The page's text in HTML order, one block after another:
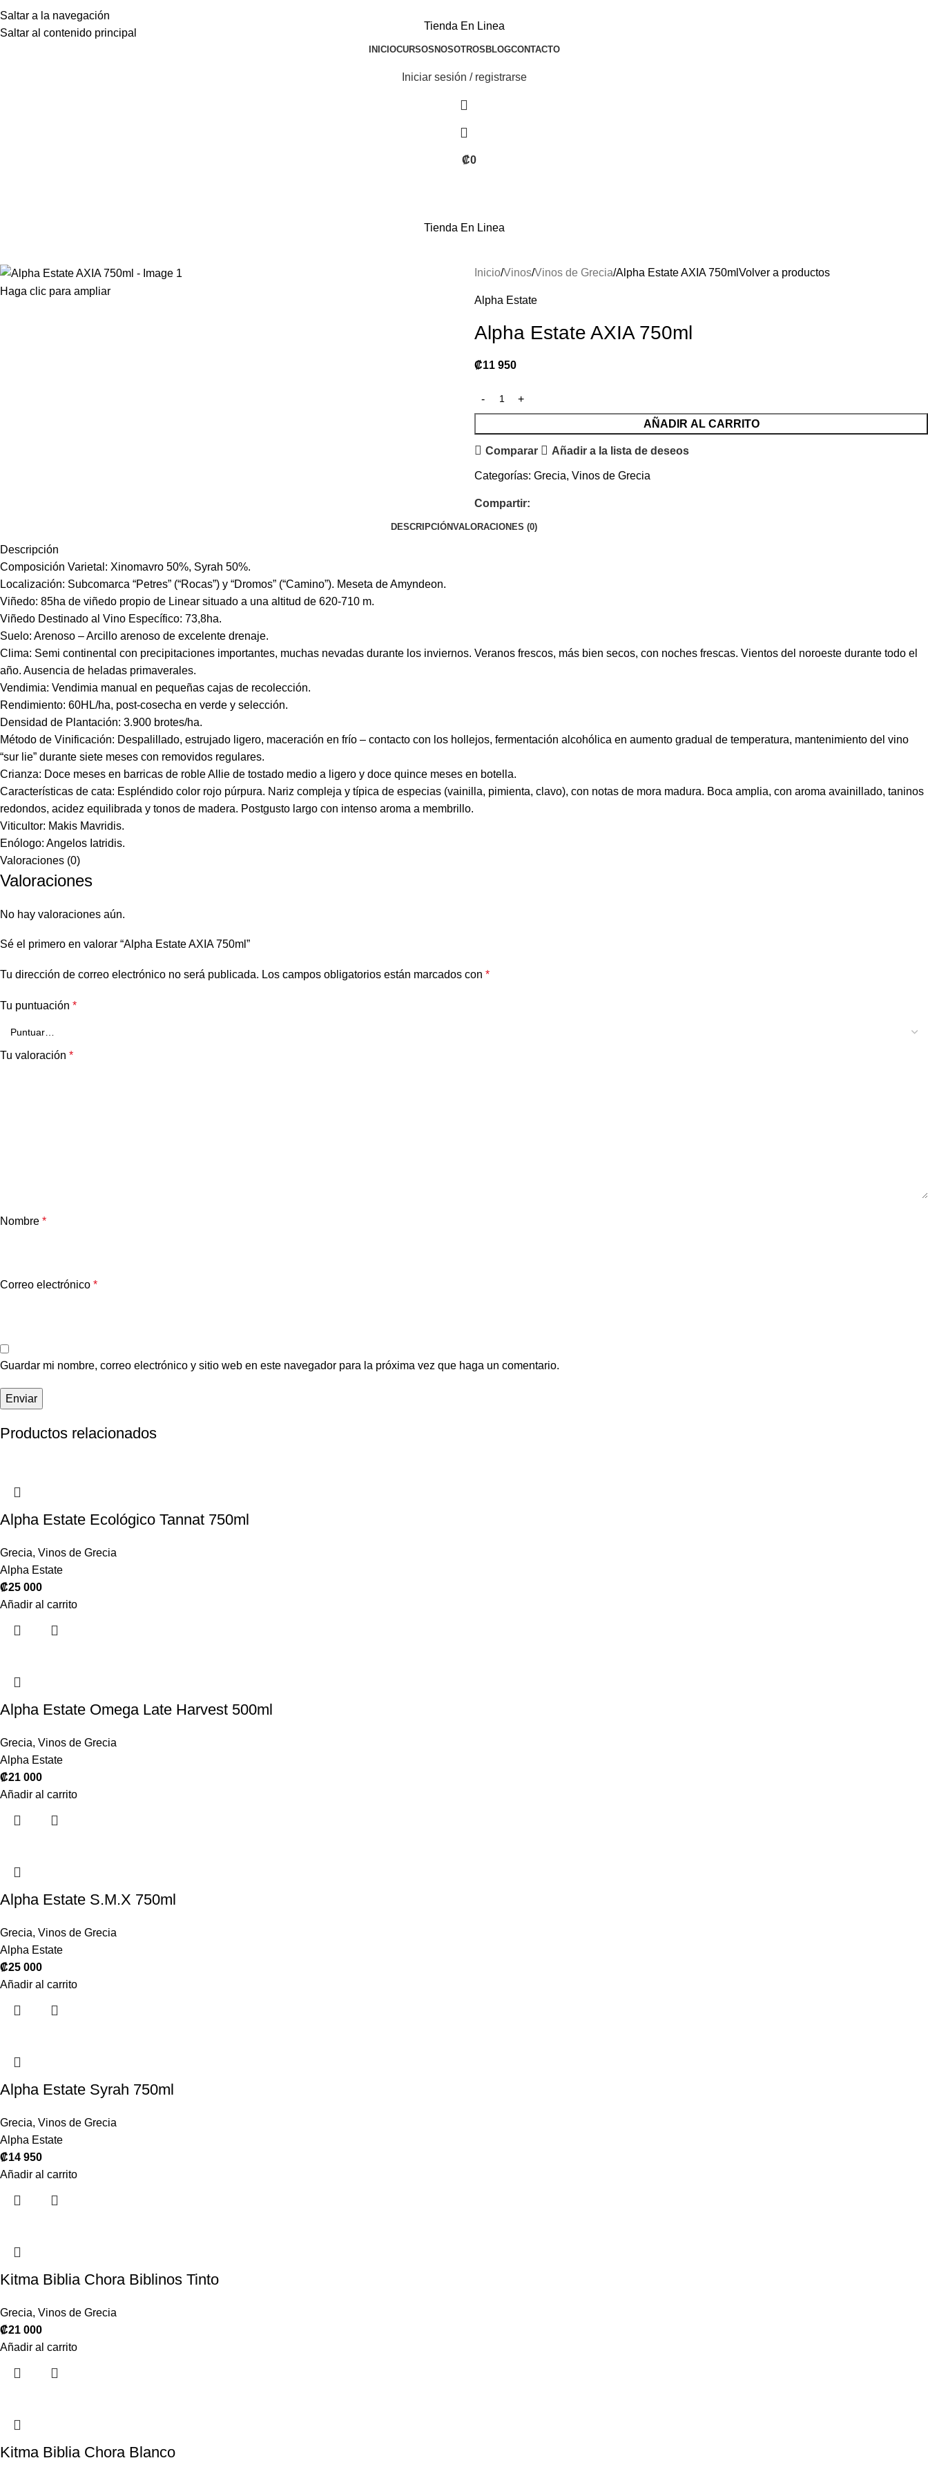
Saltar a la navegación
Saltar al contenido principal
Tienda En Linea
INICIOCURSOSNOSOTROSBLOGCONTACTO
Iniciar sesión / registrarse
₡0
Tienda En Linea
Haga clic para ampliar
Inicio Vinos Vinos de Grecia Alpha Estate AXIA 750ml Volver a productos
Alpha Estate
Alpha Estate AXIA 750ml
₡11 950
AÑADIR AL CARRITO
Comparar Añadir a la lista de deseos
Categorías: Grecia, Vinos de Grecia
Compartir:
DESCRIPCIÓNVALORACIONES (0)
Descripción
Composición Varietal: Xinomavro 50%, Syrah 50%.
Localización: Subcomarca “Petres” (“Rocas”) y “Dromos” (“Camino”). Meseta de Amyndeon.
Viñedo: 85ha de viñedo propio de Linear situado a una altitud de 620-710 m.
Viñedo Destinado al Vino Específico: 73,8ha.
Suelo: Arenoso – Arcillo arenoso de excelente drenaje.
Clima: Semi continental con precipitaciones importantes, muchas nevadas durante los inviernos. Veranos frescos, más bien secos, con noches frescas. Vientos del noroeste durante todo el
año. Ausencia de heladas primaverales.
Vendimia: Vendimia manual en pequeñas cajas de recolección.
Rendimiento: 60HL/ha, post-cosecha en verde y selección.
Densidad de Plantación: 3.900 brotes/ha.
Método de Vinificación: Despalillado, estrujado ligero, maceración en frío – contacto con los hollejos, fermentación alcohólica en aumento gradual de temperatura, mantenimiento del vino
“sur lie” durante siete meses con removidos regulares.
Crianza: Doce meses en barricas de roble Allie de tostado medio a ligero y doce quince meses en botella.
Características de cata: Espléndido color rojo púrpura. Nariz compleja y típica de especias (vainilla, pimienta, clavo), con notas de mora madura. Boca amplia, con aroma avainillado, taninos
redondos, acidez equilibrada y tonos de madera. Postgusto largo con intenso aroma a membrillo.
Viticultor: Makis Mavridis.
Enólogo: Angelos Iatridis.
Valoraciones (0)
Valoraciones
No hay valoraciones aún.
Sé el primero en valorar “Alpha Estate AXIA 750ml”
Tu dirección de correo electrónico no será publicada. Los campos obligatorios están marcados con *
Tu puntuación *
Tu valoración *
Nombre *
Correo electrónico *
Guardar mi nombre, correo electrónico y sitio web en este navegador para la próxima vez que haga un comentario.
Productos relacionados
Alpha Estate Ecológico Tannat 750ml
Grecia, Vinos de Grecia
Alpha Estate
₡25 000
Añadir al carrito
Alpha Estate Omega Late Harvest 500ml
Grecia, Vinos de Grecia
Alpha Estate
₡21 000
Añadir al carrito
Alpha Estate S.M.X 750ml
Grecia, Vinos de Grecia
Alpha Estate
₡25 000
Añadir al carrito
Alpha Estate Syrah 750ml
Grecia, Vinos de Grecia
Alpha Estate
₡14 950
Añadir al carrito
Kitma Biblia Chora Biblinos Tinto
Grecia, Vinos de Grecia
₡21 000
Añadir al carrito
Kitma Biblia Chora Blanco